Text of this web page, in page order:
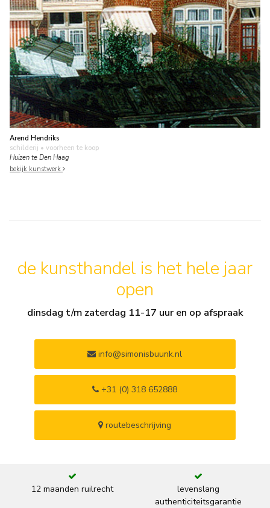
Arend Hendriks
schilderij • voorheen te koop
Huizen te Den Haag
bekijk kunstwerk
de kunsthandel is het hele jaar
open
dinsdag t/m zaterdag 11-17 uur en op afspraak
info@simonisbuunk.nl
+31 (0) 318 652888
routebeschrijving
12 maanden ruilrecht
levenslang
authenticiteitsgarantie